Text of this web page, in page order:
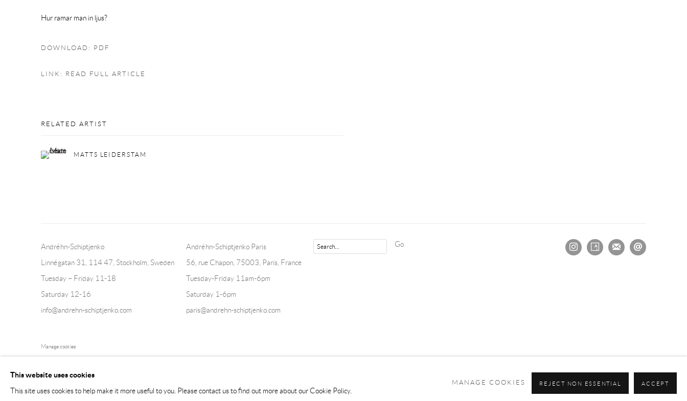
Hur ramar man in ljus?
DOWNLOAD: PDF
LINK: READ FULL ARTICLE
RELATED ARTIST
MATTS LEIDERSTAM
Andréhn-Schiptjenko
Linnégatan 31, 114 47, Stockholm, Sweden
Tuesday – Friday 11-18
Saturday 12-16
info@andrehn-schiptjenko.com
Andréhn-Schiptjenko Paris
56, rue Chapon, 75003, Paris, France
Tuesday-Friday 11am-6pm
Saturday 1-6pm
paris@andrehn-schiptjenko.com
Go
Manage cookies
This website uses cookies
This site uses cookies to help make it more useful to you. Please contact us to find out more about our Cookie Policy.
MANAGE COOKIES REJECT NON ESSENTIAL ACCEPT